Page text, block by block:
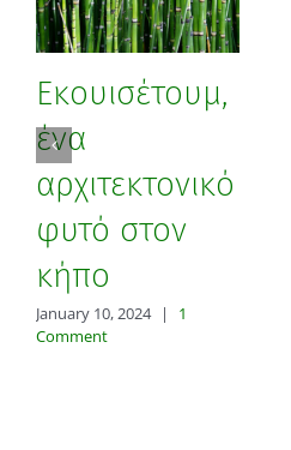
Εκουισέτουμ,
ένα
αρχιτεκτονικό
φυτό στον
κήπο
January 10, 2024 |
1
Comment